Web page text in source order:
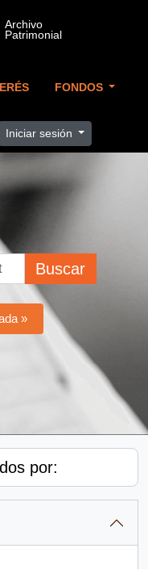
FONDOS
Iniciar sesión
Buscar
»
por: